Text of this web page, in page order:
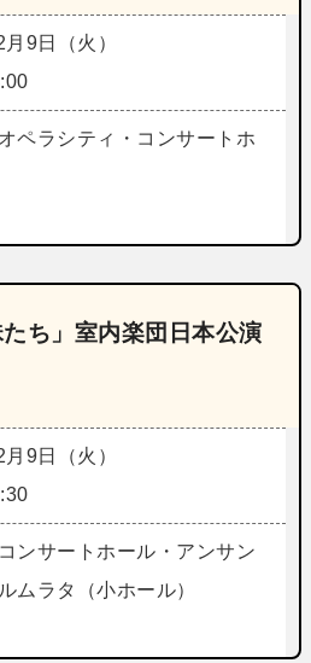
9日（火）
ペラシティ・コンサートホ
たち」室内楽団日本公演
9日（火）
ンサートホール・アンサン
ムラタ（小ホール）